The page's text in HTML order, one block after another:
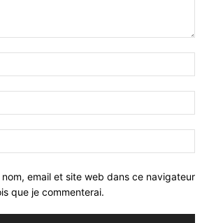
:*
:*
:
nom, email et site web dans ce navigateur
que je commenterai.